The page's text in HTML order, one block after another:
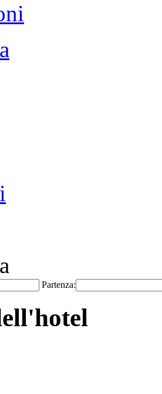
Partenza: